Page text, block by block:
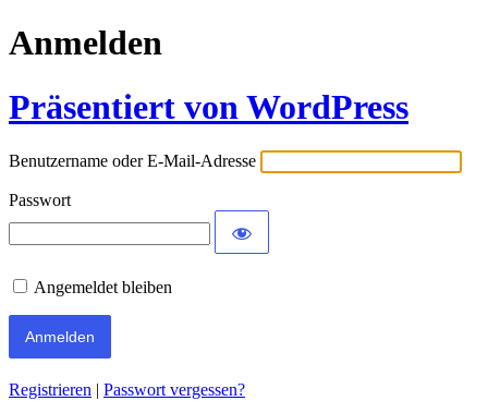
Anmelden
Präsentiert von WordPress
Benutzername oder E-Mail-Adresse
Passwort
Angemeldet bleiben
Registrieren | Passwort vergessen?